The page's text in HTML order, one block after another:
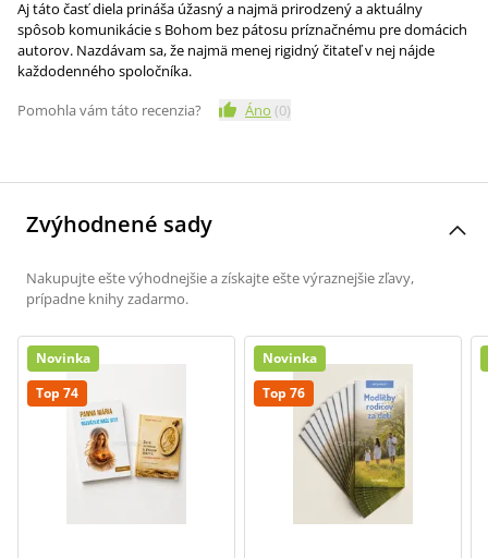
Aj táto časť diela prináša úžasný a najmä prirodzený a aktuálny
spôsob komunikácie s Bohom bez pátosu príznačnému pre domácich
autorov. Nazdávam sa, že najmä menej rigidný čitateľ v nej nájde
každodenného spoločníka.
Pomohla vám táto recenzia?
Áno (0)
Zvýhodnené sady
Nakupujte ešte výhodnejšie a získajte ešte výraznejšie zľavy,
prípadne knihy zadarmo.
Novinka
Top 74
Novinka
Top 76